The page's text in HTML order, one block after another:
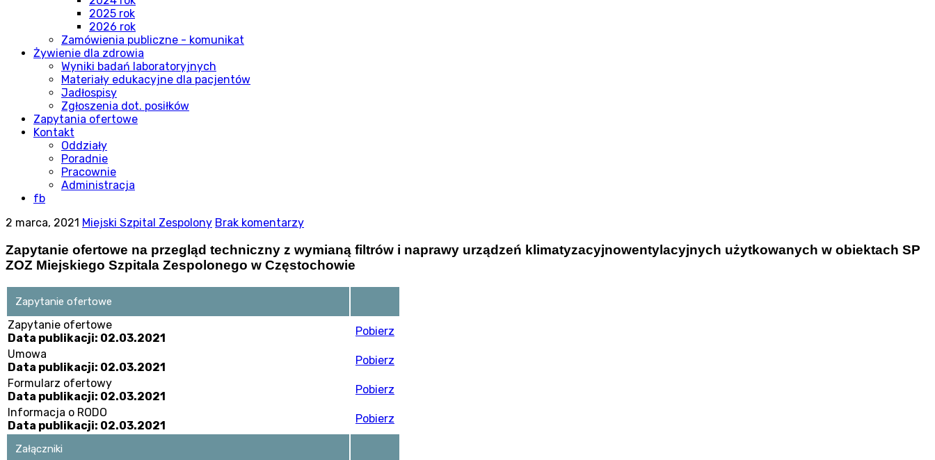
2025 rok
2026 rok
Zamówienia publiczne - komunikat
Żywienie dla zdrowia
Wyniki badań laboratoryjnych
Materiały edukacyjne dla pacjentów
Jadłospisy
Zgłoszenia dot. posiłków
Zapytania ofertowe
Kontakt
Oddziały
Poradnie
Pracownie
Administracja
fb
2 marca, 2021 Miejski Szpital Zespolony Brak komentarzy
Zapytanie ofertowe na przegląd techniczny z wymianą filtrów i naprawy urządzeń klimatyzacyjnowentylacyjnych użytkowanych w obiektach SP
ZOZ Miejskiego Szpitala Zespolonego w Częstochowie
Zapytanie ofertowe
Zapytanie ofertowe
Data publikacji: 02.03.2021
Pobierz
Umowa
Data publikacji: 02.03.2021
Pobierz
Formularz ofertowy
Data publikacji: 02.03.2021
Pobierz
Informacja o RODO
Data publikacji: 02.03.2021
Pobierz
Załączniki